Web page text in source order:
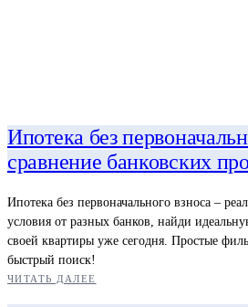
Ипотека без
сравнение банковских
Ипотека без первоначального взноса –
условия от разных банков, найди
своей квартиры уже сегодня. Простые
быстрый поиск!
ЧИТАТЬ ДАЛЕЕ